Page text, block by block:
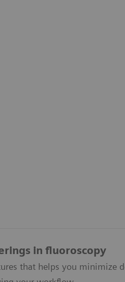
in fluoroscopy
that helps you minimize